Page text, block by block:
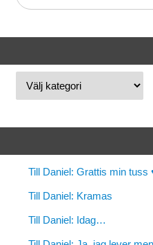
Till Daniel: Grattis min tuss
Till Daniel: Kramas
Till Daniel: Idag…